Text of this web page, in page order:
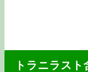
トラニラス